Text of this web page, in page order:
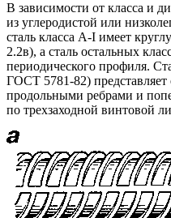
В зависимости от класса и
из углеродистой или
сталь класса А-I имеет
2.2в), а сталь остальных
периодического профиля.
ГОСТ 5781-82)
продольными ребрами и
по трехзаходной винтовой